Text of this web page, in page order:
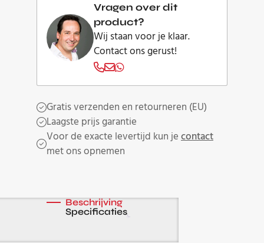
3.0m
aantal
Vragen over dit
product?
Wij staan voor je klaar.
Contact ons gerust!
Gratis verzenden en retourneren (EU)
Laagste prijs garantie
Voor de exacte levertijd kun jecontact
met ons opnemen
Beschrijving
Specificaties